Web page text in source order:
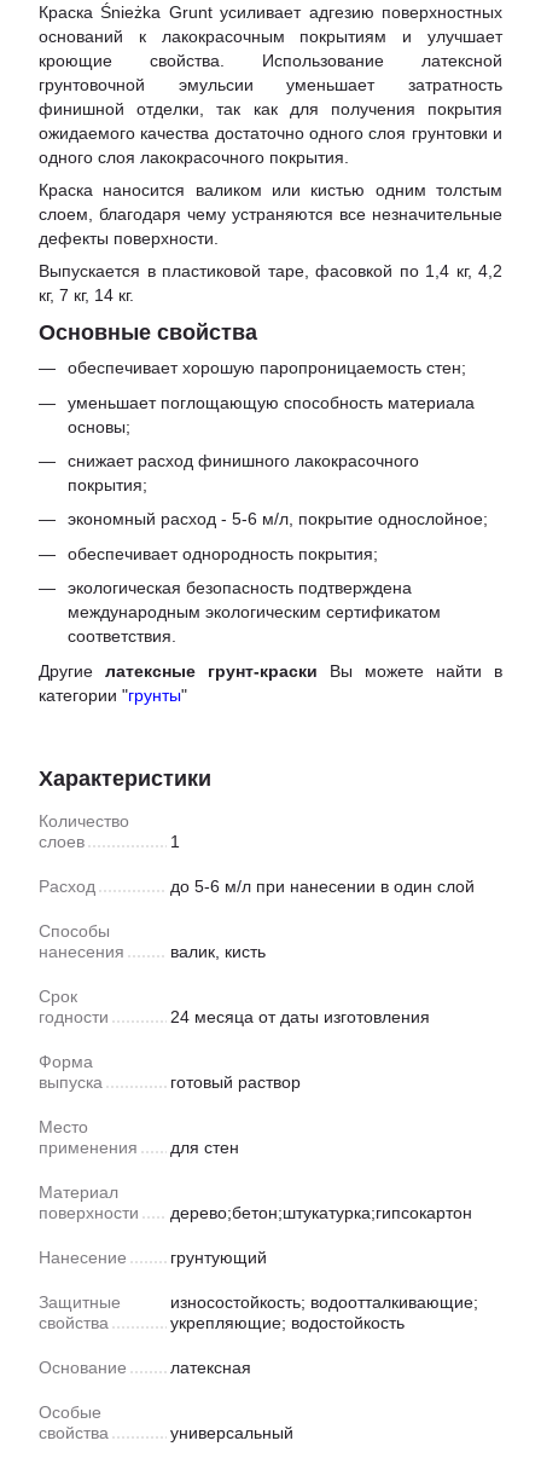
Краска Śnieżka Grunt усиливает адгезию поверхностных
оснований к лакокрасочным покрытиям и улучшает
кроющие свойства. Использование латексной
грунтовочной эмульсии уменьшает затратность
финишной отделки, так как для получения покрытия
ожидаемого качества достаточно одного слоя грунтовки и
одного слоя лакокрасочного покрытия.
Краска наносится валиком или кистью одним толстым
слоем, благодаря чему устраняются все незначительные
дефекты поверхности.
Выпускается в пластиковой таре, фасовкой по 1,4 кг, 4,2
кг, 7 кг, 14 кг.
Основные свойства
обеспечивает хорошую паропроницаемость стен;
уменьшает поглощающую способность материала
основы;
снижает расход финишного лакокрасочного
покрытия;
экономный расход - 5-6 м/л, покрытие однослойное;
обеспечивает однородность покрытия;
экологическая безопасность подтверждена
международным экологическим сертификатом
соответствия.
Другие латексные грунт-краски Вы можете найти в
категории "грунты"
Характеристики
Количество
слоев
1
Расход до 5-6 м/л при нанесении в один слой
Способы
нанесения
валик, кисть
Срок
годности
24 месяца от даты изготовления
Форма
выпуска
готовый раствор
Место
применения
для стен
Материал
поверхности
дерево;бетон;штукатурка;гипсокартон
Нанесение грунтующий
Защитные
свойства
износостойкость; водоотталкивающие;
укрепляющие; водостойкость
Основание латексная
Особые
свойства
универсальный